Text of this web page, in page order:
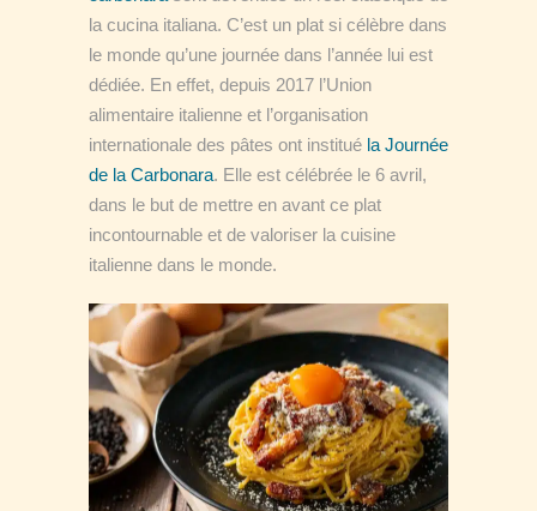
la cucina italiana. C’est un plat si célèbre dans
le monde qu’une journée dans l’année lui est
dédiée. En effet, depuis 2017 l’Union
alimentaire italienne et l’organisation
internationale des pâtes ont institué la Journée
de la Carbonara. Elle est célébrée le 6 avril,
dans le but de mettre en avant ce plat
incontournable et de valoriser la cuisine
italienne dans le monde.